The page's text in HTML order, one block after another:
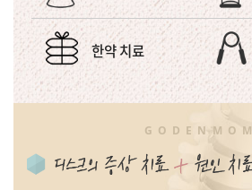
한약 치료
GODENMOM